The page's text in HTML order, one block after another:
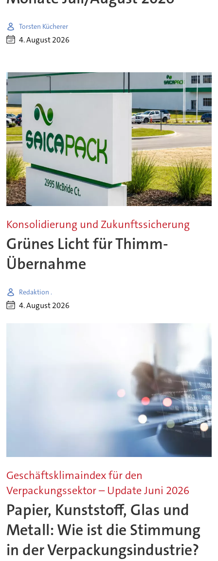
Torsten Kücherer
4. August 2026
Konsolidierung und Zukunftssicherung
Grünes Licht für Thimm-
Übernahme
Redaktion .
4. August 2026
Geschäftsklimaindex für den
Verpackungssektor – Update Juni 2026
Papier, Kunststoff, Glas und
Metall: Wie ist die Stimmung
in der Verpackungsindustrie?